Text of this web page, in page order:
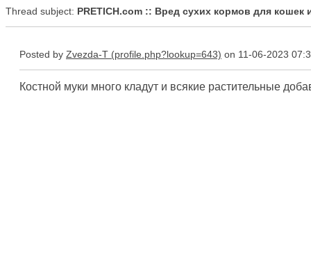
Thread subject: PRETICH.com :: Вред сухих кормов для кошек
Posted by Zvezda-T on 11-06-2023
Костной муки много кладут и всякие растительные